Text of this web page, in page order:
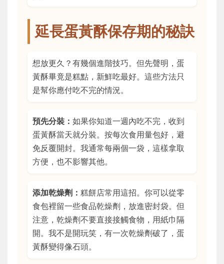
延長蛋黃酥保存期的秘訣
想放更久？有幾個進階技巧。但先聲明，蛋
黃酥畢竟是糕點，新鮮吃最好。這些方法只
是幫你應付吃不完的情況。
預先分裝： 如果你知道一週內吃不完，收到
蛋黃酥當天就分裝。按每次食用量包好，避
免反覆開封。我通常每兩個一袋，這樣拿取
方便，也不影響其他。
添加乾燥劑： 糕餅店常用這招。你可以從零
食包裡留一些食品乾燥劑，放進密封袋。但
注意，乾燥劑不要直接接觸食物，用紙巾隔
開。我不是開玩笑，有一次乾燥劑破了，蛋
黃酥變得像石頭。